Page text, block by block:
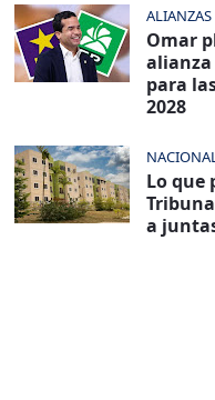
ALIANZAS
Omar
alianza
para
2028
Lo que
a